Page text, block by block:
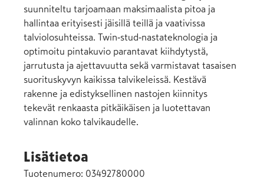
suunniteltu tarjoamaan maksimaalista pitoa ja
hallintaa erityisesti jäisillä teillä ja vaativissa
talviolosuhteissa. Twin‑stud‑nastateknologia ja
optimoitu pintakuvio parantavat kiihdytystä,
jarrutusta ja ajettavuutta sekä varmistavat tasaisen
suorituskyvyn kaikissa talvikeleissä. Kestävä
rakenne ja edistyksellinen nastojen kiinnitys
tekevät renkaasta pitkäikäisen ja luotettavan
valinnan koko talvikaudelle.
Lisätietoa
Tuotenumero: 03492780000